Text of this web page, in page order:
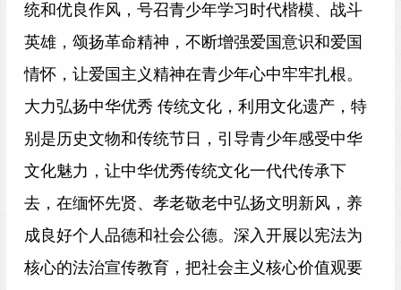
统和优良作风，号召青少年学习时代楷模、战斗
英雄，颂扬革命精神，不断增强爱国意识和爱国
情怀，让爱国主义精神在青少年心中牢牢扎根。
大力弘扬中华优秀 传统文化，利用文化遗产，特
别是历史文物和传统节日，引导青少年感受中华
文化魅力，让中华优秀传统文化一代代传承下
去，在缅怀先贤、孝老敬老中弘扬文明新风，养
成良好个人品德和社会公德。深入开展以宪法为
核心的法治宣传教育，把社会主义核心价值观要